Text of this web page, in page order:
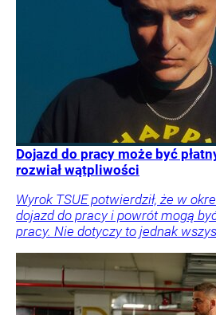
Dojazd do pracy może być
rozwiał wątpliwości
Wyrok TSUE potwierdził, że w
dojazd do pracy i powrót mogą
pracy. Nie dotyczy to jednak